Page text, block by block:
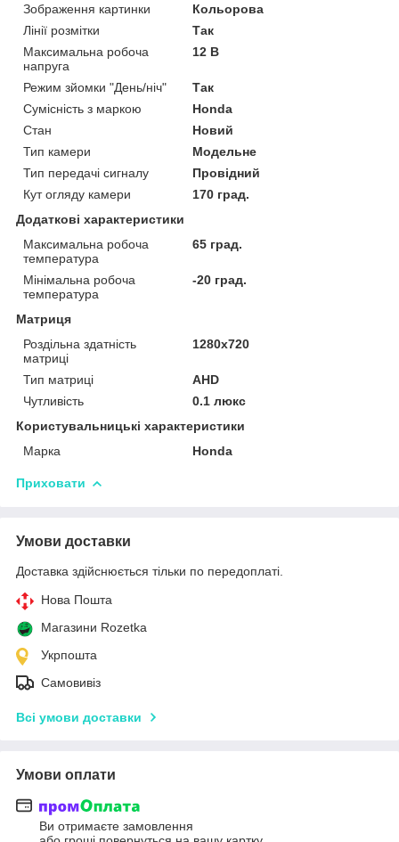
Зображення картинки
Кольорова
Лінії розмітки
Так
Максимальна робоча
напруга
12 В
Режим зйомки "День/ніч"
Так
Сумісність з маркою
Honda
Стан
Новий
Тип камери
Модельне
Тип передачі сигналу
Провідний
Кут огляду камери
170 град.
Додаткові характеристики
Максимальна робоча
температура
65 град.
Мінімальна робоча
температура
-20 град.
Матриця
Роздільна здатність
матриці
1280x720
Тип матриці
AHD
Чутливість
0.1 люкс
Користувальницькі характеристики
Марка
Honda
Приховати
Умови доставки
Доставка здійснюється тільки по передоплаті.
Нова Пошта
Магазини Rozetka
Укрпошта
Самовивіз
Всі умови доставки
Умови оплати
Ви отримаєте замовлення